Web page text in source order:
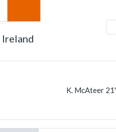
K. McAteer 21'